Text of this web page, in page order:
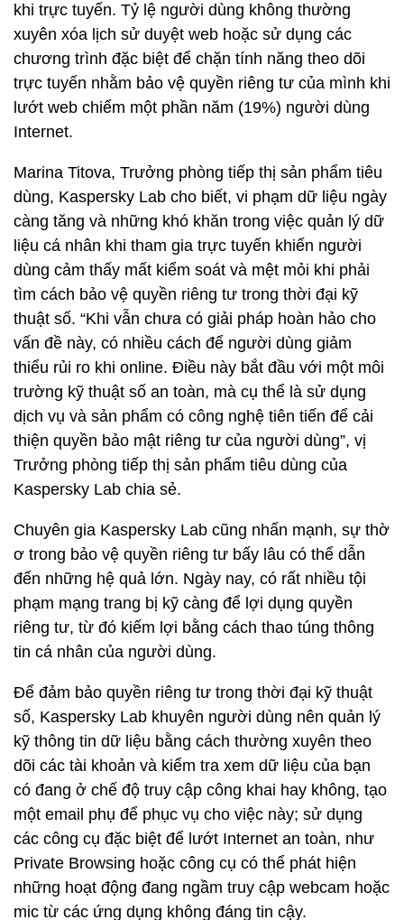
khi trực tuyến. Tỷ lệ người dùng không thường
xuyên xóa lịch sử duyệt web hoặc sử dụng các
chương trình đặc biệt để chặn tính năng theo dõi
trực tuyến nhằm bảo vệ quyền riêng tư của mình khi
lướt web chiếm một phần năm (19%) người dùng
Internet.
Marina Titova, Trưởng phòng tiếp thị sản phẩm tiêu
dùng, Kaspersky Lab cho biết, vi phạm dữ liệu ngày
càng tăng và những khó khăn trong việc quản lý dữ
liệu cá nhân khi tham gia trực tuyến khiến người
dùng cảm thấy mất kiểm soát và mệt mỏi khi phải
tìm cách bảo vệ quyền riêng tư trong thời đại kỹ
thuật số. “Khi vẫn chưa có giải pháp hoàn hảo cho
vấn đề này, có nhiều cách để người dùng giảm
thiểu rủi ro khi online. Điều này bắt đầu với một môi
trường kỹ thuật số an toàn, mà cụ thể là sử dụng
dịch vụ và sản phẩm có công nghệ tiên tiến để cải
thiện quyền bảo mật riêng tư của người dùng”, vị
Trưởng phòng tiếp thị sản phẩm tiêu dùng của
Kaspersky Lab chia sẻ.
Chuyên gia Kaspersky Lab cũng nhấn mạnh, sự thờ
ơ trong bảo vệ quyền riêng tư bấy lâu có thể dẫn
đến những hệ quả lớn. Ngày nay, có rất nhiều tội
phạm mạng trang bị kỹ càng để lợi dụng quyền
riêng tư, từ đó kiếm lợi bằng cách thao túng thông
tin cá nhân của người dùng.
Để đảm bảo quyền riêng tư trong thời đại kỹ thuật
số, Kaspersky Lab khuyên người dùng nên quản lý
kỹ thông tin dữ liệu bằng cách thường xuyên theo
dõi các tài khoản và kiểm tra xem dữ liệu của bạn
có đang ở chế độ truy cập công khai hay không, tạo
một email phụ để phục vụ cho việc này; sử dụng
các công cụ đặc biệt để lướt Internet an toàn, như
Private Browsing hoặc công cụ có thể phát hiện
những hoạt động đang ngầm truy cập webcam hoặc
mic từ các ứng dụng không đáng tin cậy.